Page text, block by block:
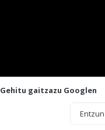
Gehitu gaitzazu Googlen
Entzun